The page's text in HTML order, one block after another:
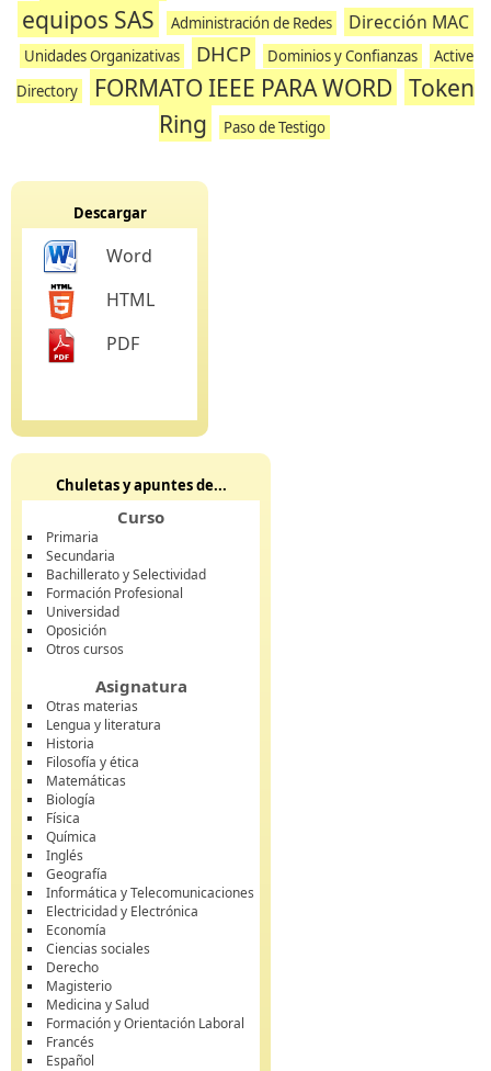
equipos SAS Administración de Redes Dirección MAC
Unidades Organizativas DHCP Dominios y Confianzas
Active
Directory
FORMATO IEEE PARA WORD Token
Ring
Paso de Testigo
Descargar
Word
HTML
PDF
Chuletas y apuntes de...
Curso
Primaria
Secundaria
Bachillerato y Selectividad
Formación Profesional
Universidad
Oposición
Otros cursos
Asignatura
Otras materias
Lengua y literatura
Historia
Filosofía y ética
Matemáticas
Biología
Física
Química
Inglés
Geografía
Informática y Telecomunicaciones
Electricidad y Electrónica
Economía
Ciencias sociales
Derecho
Magisterio
Medicina y Salud
Formación y Orientación Laboral
Francés
Español